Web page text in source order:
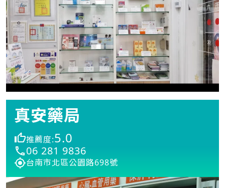
真安藥局
推薦度:5.0
06 281 9836
台南市北區公園路698號